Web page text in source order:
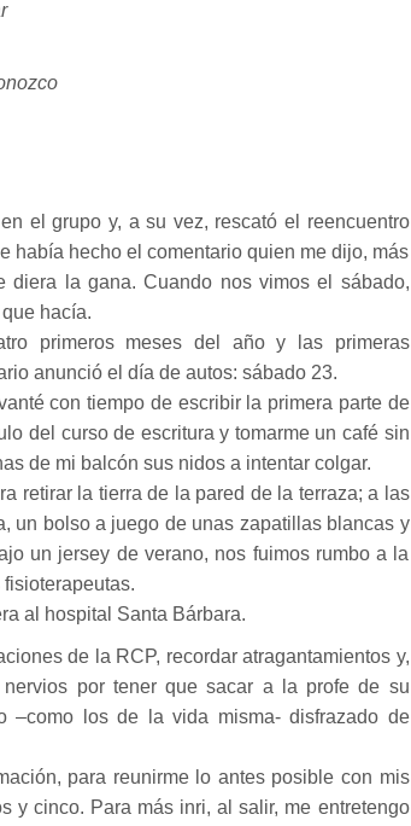
el grupo y, a su vez, rescató el reencuentro
había hecho el comentario quien me dijo, más
diera la gana. Cuando nos vimos el sábado,
hacía.
primeros meses del año y las primeras
anunció el día de autos: sábado 23.
con tiempo de escribir la primera parte de
del curso de escritura y tomarme un café sin
de mi balcón sus nidos a intentar colgar.
retirar la tierra de la pared de la terraza; a las
un bolso a juego de unas zapatillas blancas y
un jersey de verano, nos fuimos rumbo a la
al hospital Santa Bárbara.
de la RCP, recordar atragantamientos y,
por tener que sacar a la profe de su
–como los de la vida misma- disfrazado de
para reunirme lo antes posible con mis
y cinco. Para más inri, al salir, me entretengo